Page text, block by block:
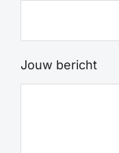
Jouw bericht